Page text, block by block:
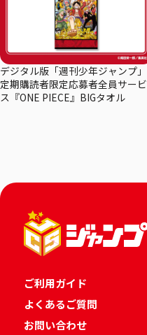
デジタル版「週刊少年ジャンプ」
定期購読者限定応募者全員サービ
ス『ONE PIECE』BIGタオル
ご利用ガイド
よくあるご質問
お問い合わせ